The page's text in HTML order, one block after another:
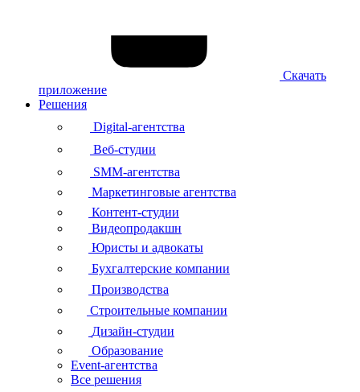
Скачать
приложение
Решения
Digital-агентства
Веб-студии
SMM-агентства
Маркетинговые агентства
Контент-студии
Видеопродакшн
Юристы и адвокаты
Бухгалтерские компании
Производства
Строительные компании
Дизайн-студии
Образование
Event-агентства
Все решения